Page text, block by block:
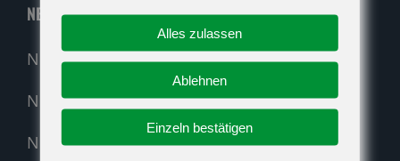
NEUMASCHINEN
Neumaschinen Übersicht
Neumaschinen Genie
Neumaschinen Merlo
Alles zulassen
Ablehnen
Einzeln bestätigen